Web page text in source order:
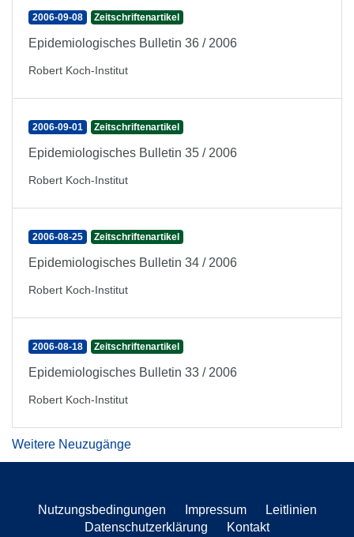
2006-09-08 Zeitschriftenartikel
Epidemiologisches Bulletin 36 / 2006
Robert Koch-Institut
2006-09-01 Zeitschriftenartikel
Epidemiologisches Bulletin 35 / 2006
Robert Koch-Institut
2006-08-25 Zeitschriftenartikel
Epidemiologisches Bulletin 34 / 2006
Robert Koch-Institut
2006-08-18 Zeitschriftenartikel
Epidemiologisches Bulletin 33 / 2006
Robert Koch-Institut
Weitere Neuzugänge
Nutzungsbedingungen Impressum
Leitlinien
Datenschutzerklärung
Kontakt